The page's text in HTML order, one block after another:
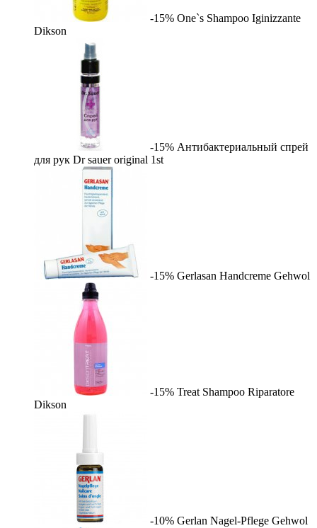
-15% One`s Shampoo Iginizzante
Dikson
-15% Антибактериальный спрей
для рук Dr sauer original 1st
-15% Gerlasan Handcreme Gehwol
-15% Treat Shampoo Riparatore
Dikson
-10% Gerlan Nagel-Pflege Gehwol